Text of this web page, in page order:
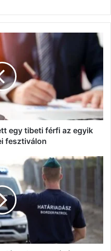
egy tibeti férfi az egyik
fesztiválon